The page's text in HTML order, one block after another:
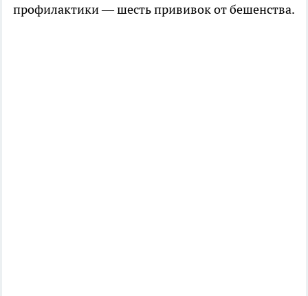
профилактики — шесть прививок от бешенства.